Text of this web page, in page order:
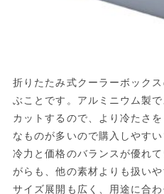
折りたたみ式クーラーボック
ぶことです。アルミニウム製
カットするので、より冷たさ
なものが多いので購入しやす
冷力と価格のバランスが優れ
がらも、他の素材よりも扱い
サイズ展開も広く、用途に合